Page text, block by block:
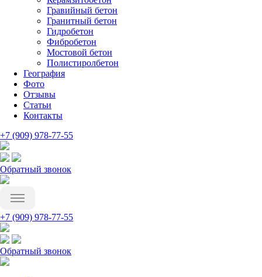
Гравийный бетон
Гранитный бетон
Гидробетон
Фибробетон
Мостовой бетон
Полистиролбетон
География
Фото
Отзывы
Статьи
Контакты
+7 (909) 978-77-55
Обратный звонок
+7 (909) 978-77-55
Обратный звонок